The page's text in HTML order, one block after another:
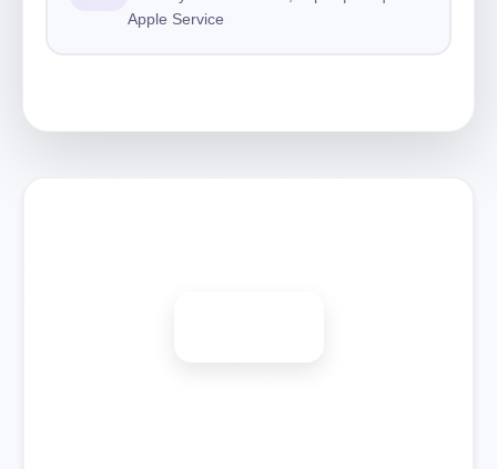
Apple Service